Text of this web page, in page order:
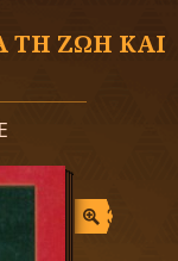
ΤΗ ΖΩΗ ΚΑΙ